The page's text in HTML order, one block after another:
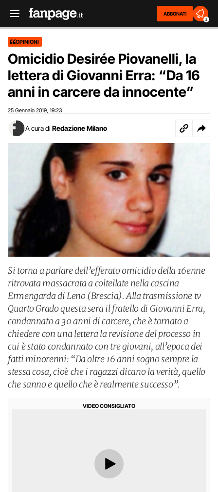
ABBONATI
2
OPINIONI
Omicidio Desirée Piovanelli, la
lettera di Giovanni Erra: “Da 16
anni in carcere da innocente”
25 Gennaio 2019 19:23
A cura di Redazione Milano
Si torna a parlare dell’efferato omicidio della 16enne
ritrovata massacrata a coltellate nella cascina
Ermengarda di Leno (Brescia). Alla trasmissione tv
Quarto Grado questa sera il fratello di Giovanni Erra,
condannato a 30 anni di carcere, che è tornato a
chiedere con una lettera la revisione del processo in
cui è stato condannato con tre giovani, all’epoca dei
fatti minorenni: “Da oltre 16 anni sogno sempre la
stessa cosa, cioè che i ragazzi dicano la verità, quello
che sanno e quello che è realmente successo”.
VIDEO CONSIGLIATO